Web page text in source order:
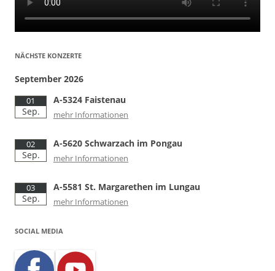
NÄCHSTE KONZERTE
September 2026
01
Sep.
A-5324 Faistenau
mehr Informationen
02
Sep.
A-5620 Schwarzach im Pongau
mehr Informationen
03
Sep.
A-5581 St. Margarethen im Lungau
mehr Informationen
SOCIAL MEDIA